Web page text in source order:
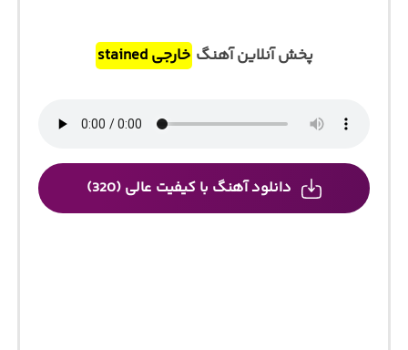
پخش آنلاین آهنگ خارجی stained
دانلود آهنگ با کیفیت عالی (320)